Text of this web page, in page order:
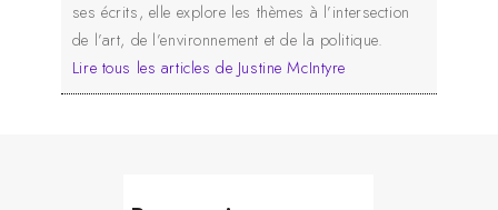
ses écrits, elle explore les thèmes à l’intersection
de l’art, de l’environnement et de la politique.
Lire tous les articles de Justine McIntyre